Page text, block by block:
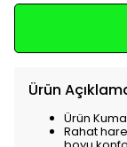
Ürün
Ürün
Rahat